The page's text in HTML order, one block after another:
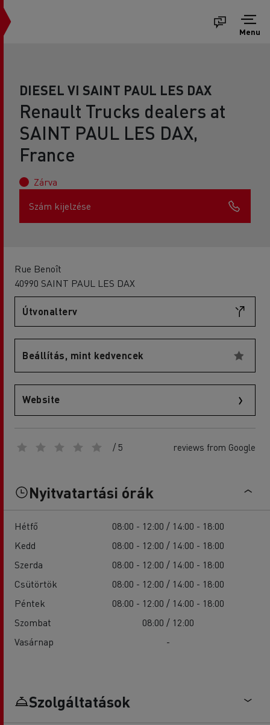
Menu
DIESEL VI SAINT PAUL LES DAX
Renault Trucks dealers at
SAINT PAUL LES DAX,
France
Zárva
Szám kijelzése
Rue Benoît
40990 SAINT PAUL LES DAX
Útvonalterv
Beállítás, mint kedvencek
Website
/ 5 reviews from Google
Nyitvatartási órák
Hétfő
08:00 - 12:00 / 14:00 - 18:00
Kedd
08:00 - 12:00 / 14:00 - 18:00
Szerda
08:00 - 12:00 / 14:00 - 18:00
Csütörtök
08:00 - 12:00 / 14:00 - 18:00
Péntek
08:00 - 12:00 / 14:00 - 18:00
Szombat
08:00 / 12:00
Vasárnap
-
Szolgáltatások